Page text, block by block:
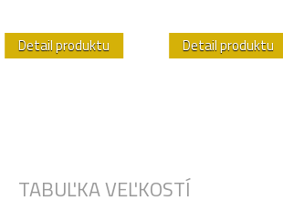
Detail produktu Detail produktu
TABUĽKA VEĽKOSTÍ